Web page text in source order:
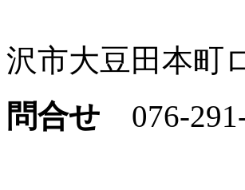
沢市大豆田本町
問合せ 076-